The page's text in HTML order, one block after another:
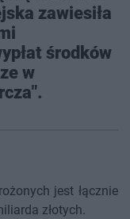
zawiesiła
środków
w
jest łącznie
złotych.